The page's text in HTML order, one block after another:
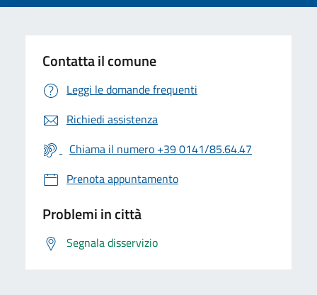
Contatta il comune
Leggi le domande frequenti
Richiedi assistenza
Chiama il numero +39 0141/85.64.47
Prenota appuntamento
Problemi in città
Segnala disservizio